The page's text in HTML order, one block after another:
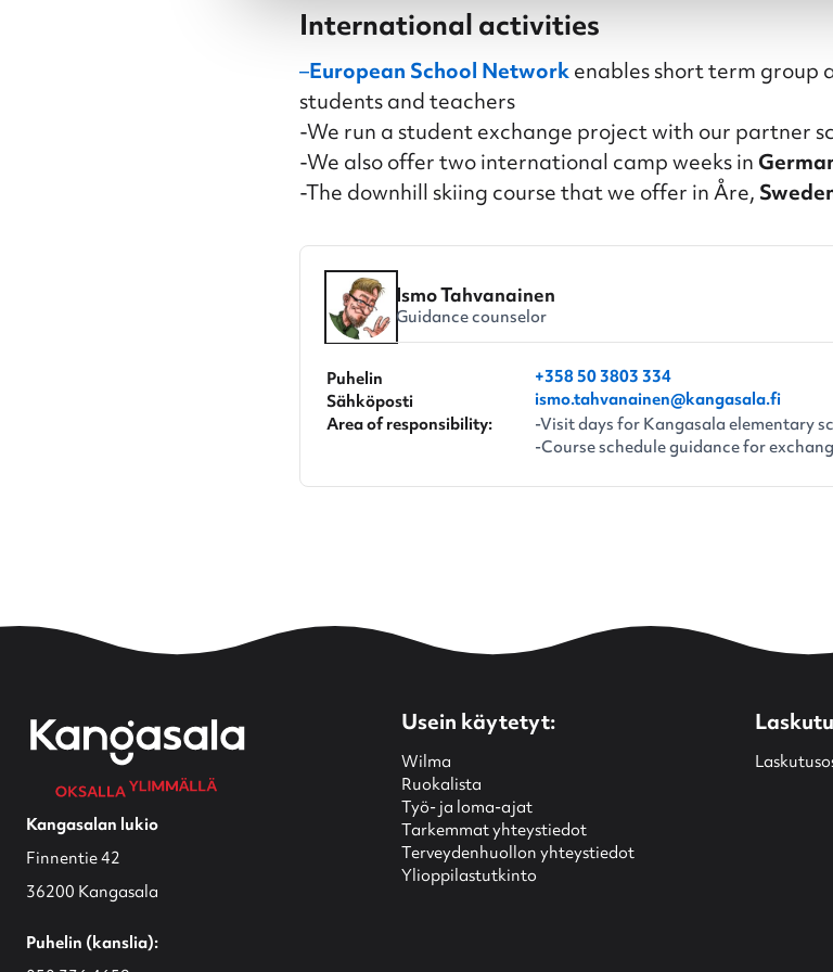
International activities
–European School Networkenables short term group
students and teachers
-We run a student exchange project with our partner
-We also offer two international camp weeks in
-The downhill skiing course that we offer in Åre,
Ismo Tahvanainen
Guidance counselor
Puhelin
+358 50 3803 334
Sähköposti ismo.tahvanainen​@kangasala.fi
Area of responsibility: -Visit days for Kangasala elementary
-Course schedule guidance for
Kangasalan lukio
Finnentie 42
36200 Kangasala
Puhelin (kanslia):
Usein käytetyt:
Wilma
Ruokalista
Työ- ja loma-ajat
Tarkemmat yhteystiedot
Terveydenhuollon yhteystiedot
Ylioppilastutkinto